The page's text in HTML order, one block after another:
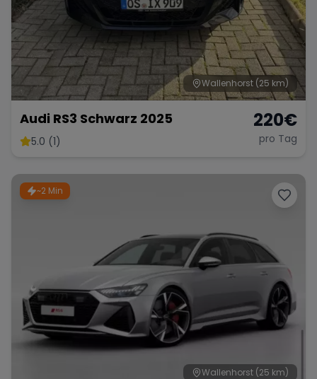
Wallenhorst (25 km)
Audi RS3 Schwarz 2025
5.0 (1)
220€
pro Tag
~2 Min
Wallenhorst (25 km)